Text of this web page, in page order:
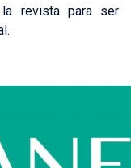
revista para ser